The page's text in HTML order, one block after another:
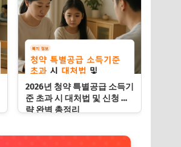
2026년 청약 특별공급 소득기
준 초과 시 대처법 및 신청 전
략 완벽 총정리